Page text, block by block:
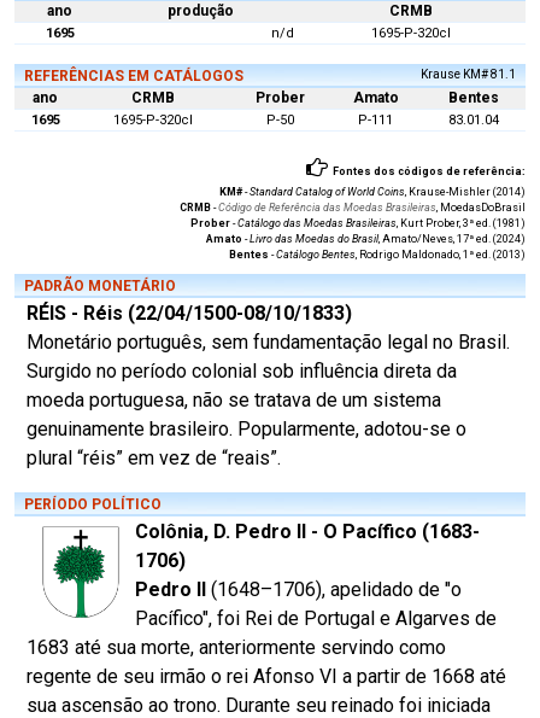
ano
produção CRMB
1695 n/d 1695-P-320cl
REFERÊNCIAS EM CATÁLOGOS Krause KM# 81.1
ano CRMB Prober Amato Bentes
1695 1695-P-320cl P-50 P-111 83.01.04
Fontes dos códigos de referência:
KM#-Standard Catalog of World Coins , Krause-Mishler (2014)
CRMB -Código de Referência das Moedas Brasileiras , MoedasDoBrasil
Prober -Catálogo das Moedas Brasileiras , Kurt Prober, 3ª ed. (1981)
Amato -Livro das Moedas do Brasil , Amato/Neves, 17ª ed. (2024)
Bentes -Catálogo Bentes , Rodrigo Maldonado, 1ª ed. (2013)
PADRÃO MONETÁRIO
RÉIS - Réis (22/04/1500-08/10/1833)
Monetário português, sem fundamentação legal no Brasil.
Surgido no período colonial sob influência direta da
moeda portuguesa, não se tratava de um sistema
genuinamente brasileiro. Popularmente, adotou-se o
plural “réis” em vez de “reais”.
PERÍODO POLÍTICO
Colônia, D. Pedro II - O Pacífico (1683-
1706)
Pedro II (1648–1706), apelidado de "o
Pacífico", foi Rei de Portugal e Algarves de
1683 até sua morte, anteriormente servindo como
regente de seu irmão o rei Afonso VI a partir de 1668 até
sua ascensão ao trono. Durante seu reinado foi iniciada